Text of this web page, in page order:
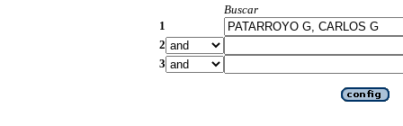
Buscar
1
2
3